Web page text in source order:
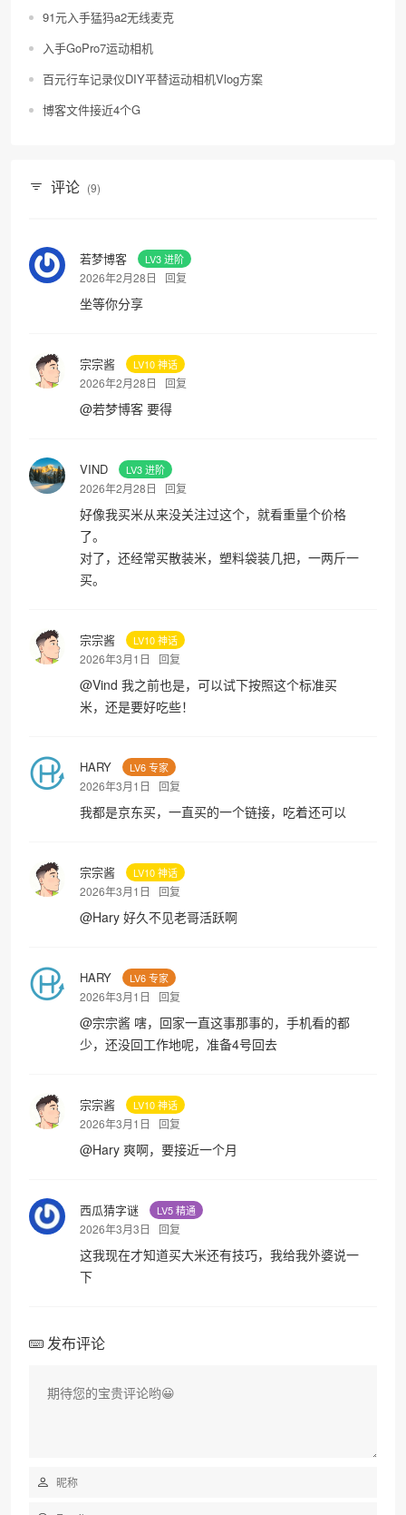
91元入手猛犸a2无线麦克
入手GoPro7运动相机
百元行车记录仪DIY平替运动相机Vlog方案
博客文件接近4个G
评论 (9)
若梦博客 LV3 进阶
2026年2月28日 回复
坐等你分享
宗宗酱 LV10 神话
2026年2月28日 回复
@若梦博客 要得
VIND LV3 进阶
2026年2月28日 回复
好像我买米从来没关注过这个，就看重量个价格
了。
对了，还经常买散装米，塑料袋装几把，一两斤一
买。
宗宗酱 LV10 神话
2026年3月1日 回复
@Vind 我之前也是，可以试下按照这个标准买
米，还是要好吃些！
HARY LV6 专家
2026年3月1日 回复
我都是京东买，一直买的一个链接，吃着还可以
宗宗酱 LV10 神话
2026年3月1日 回复
@Hary 好久不见老哥活跃啊
HARY LV6 专家
2026年3月1日 回复
@宗宗酱 嗐，回家一直这事那事的，手机看的都
少，还没回工作地呢，准备4号回去
宗宗酱 LV10 神话
2026年3月1日 回复
@Hary 爽啊，要接近一个月
西瓜猜字谜 LV5 精通
2026年3月3日 回复
这我现在才知道买大米还有技巧，我给我外婆说一
下
发布评论